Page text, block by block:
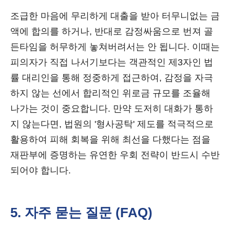
조급한 마음에 무리하게 대출을 받아 터무니없는 금
액에 합의를 하거나, 반대로 감정싸움으로 번져 골
든타임을 허무하게 놓쳐버려서는 안 됩니다. 이때는
피의자가 직접 나서기보다는 객관적인 제3자인 법
률 대리인을 통해 정중하게 접근하여, 감정을 자극
하지 않는 선에서 합리적인 위로금 규모를 조율해
나가는 것이 중요합니다. 만약 도저히 대화가 통하
지 않는다면, 법원의 '형사공탁' 제도를 적극적으로
활용하여 피해 회복을 위해 최선을 다했다는 점을
재판부에 증명하는 유연한 우회 전략이 반드시 수반
되어야 합니다.
5. 자주 묻는 질문 (FAQ)